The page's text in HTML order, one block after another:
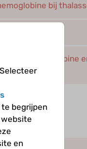
bij
van hemoglobine
begrijpen
en